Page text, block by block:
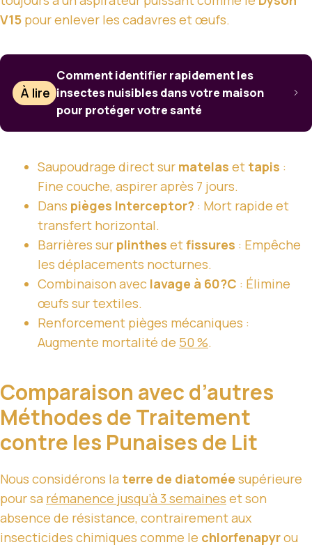
V15 pour enlever les cadavres et œufs.
À lire
Comment identifier rapidement les
insectes nuisibles dans votre maison
pour protéger votre santé
Saupoudrage direct sur matelas et tapis :
Fine couche, aspirer après 7 jours.
Dans pièges Interceptor? : Mort rapide et
transfert horizontal.
Barrières sur plinthes etfissures : Empêche
les déplacements nocturnes.
Combinaison avec lavage à 60?C : Élimine
œufs sur textiles.
Renforcement pièges mécaniques :
Augmente mortalité de 50 %.
Comparaison avec d’autres
Méthodes de Traitement
contre les Punaises de Lit
Nous considérons la terre de diatomée supérieure
pour sa rémanence jusqu’à 3 semaines et son
absence de résistance, contrairement aux
insecticides chimiques comme le chlorfenapyrou